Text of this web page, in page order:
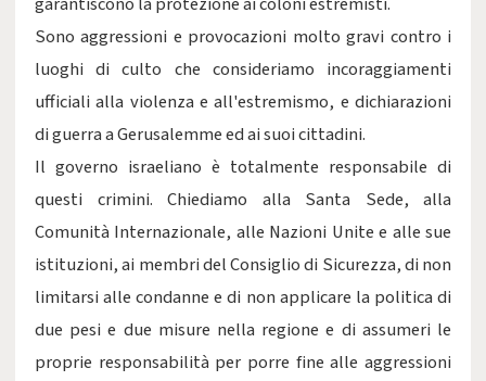
Sono aggressioni e provocazioni molto gravi contro i
luoghi di culto che consideriamo incoraggiamenti
ufficiali alla violenza e all'estremismo, e dichiarazioni
di guerra a Gerusalemme ed ai suoi cittadini.
Il governo israeliano è totalmente responsabile di
questi crimini. Chiediamo alla Santa Sede, alla
Comunità Internazionale, alle Nazioni Unite e alle sue
istituzioni, ai membri del Consiglio di Sicurezza, di non
limitarsi alle condanne e di non applicare la politica di
due pesi e due misure nella regione e di assumeri le
proprie responsabilità per porre fine alle aggressioni